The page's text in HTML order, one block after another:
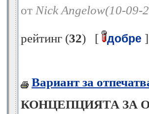
от Nick Angelow(10-09-
рейтинг (32) [ добре
Вариант за
КОНЦЕПЦИЯТА ЗА